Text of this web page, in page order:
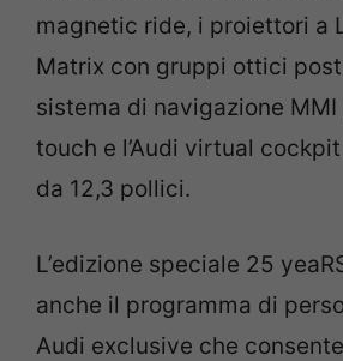
magnetic ride, i proiettori a
Matrix con gruppi ottici
sistema di navigazione
touch e l’Audi virtual
da 12,3 pollici.
L’edizione speciale 25
anche il programma di
Audi exclusive che